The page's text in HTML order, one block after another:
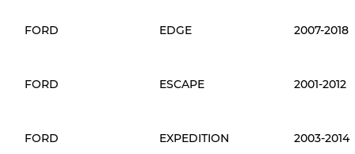
FORD EDGE 2007-2018
FORD ESCAPE 2001-2012
FORD EXPEDITION 2003-2014